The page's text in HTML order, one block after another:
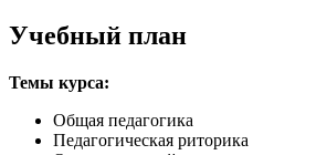
Учебный план
Темы курса:
Общая педагогика
Педагогическая риторика